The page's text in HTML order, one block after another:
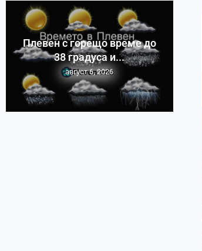
Плевен с горещо време до
38 градуса и...
август 6, 2026